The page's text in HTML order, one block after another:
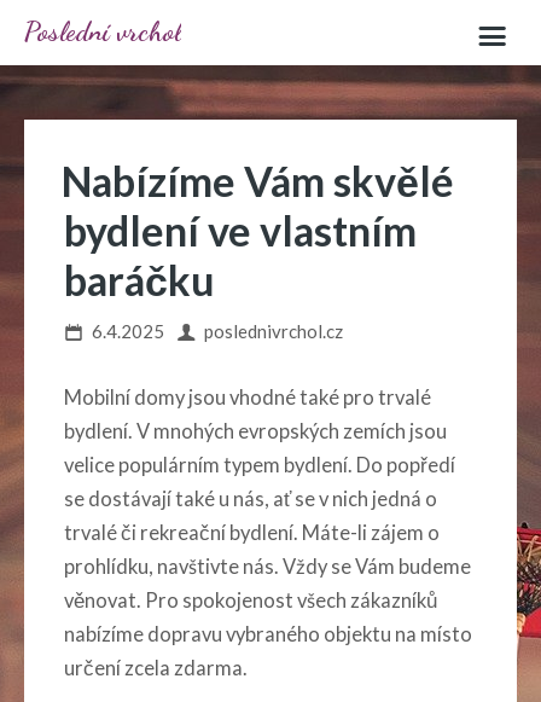
Poslední vrchol
Nabízíme Vám skvělé
bydlení ve vlastním
baráčku
6.4.2025 poslednivrchol.cz
Mobilní domy jsou vhodné také pro trvalé
bydlení. V mnohých evropských zemích jsou
velice populárním typem bydlení. Do popředí
se dostávají také u nás, ať se v nich jedná o
trvalé či rekreační bydlení. Máte-li zájem o
prohlídku, navštivte nás. Vždy se Vám budeme
věnovat. Pro spokojenost všech zákazníků
nabízíme dopravu vybraného objektu na místo
určení zcela zdarma.